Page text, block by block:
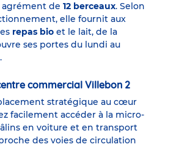
agrément de 12 berceaux. Selon
elle fournit aux
repas bio et le lait, de la
ses portes du lundi au
commercial Villebon 2
stratégique au cœur
facilement accéder à la micro-
en voiture et en transport
des voies de circulation